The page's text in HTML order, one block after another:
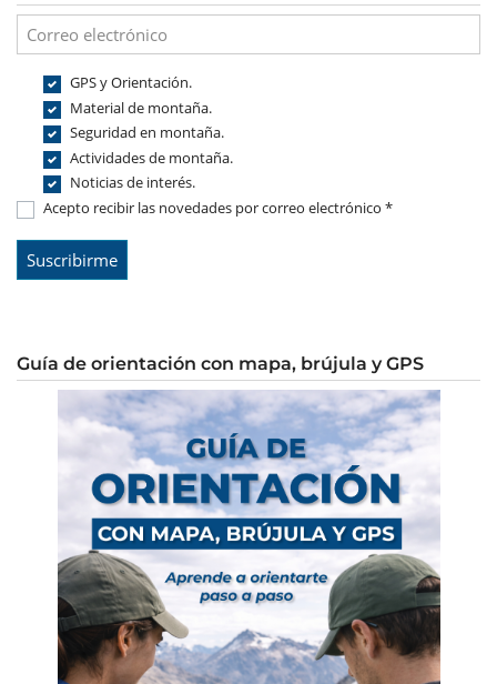
GPS y Orientación.
Material de montaña.
Seguridad en montaña.
Actividades de montaña.
Noticias de interés.
Acepto recibir las novedades por correo electrónico *
Guía de orientación con mapa, brújula y GPS